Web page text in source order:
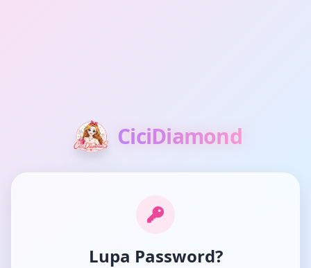
CiciDiamond
Lupa Password?